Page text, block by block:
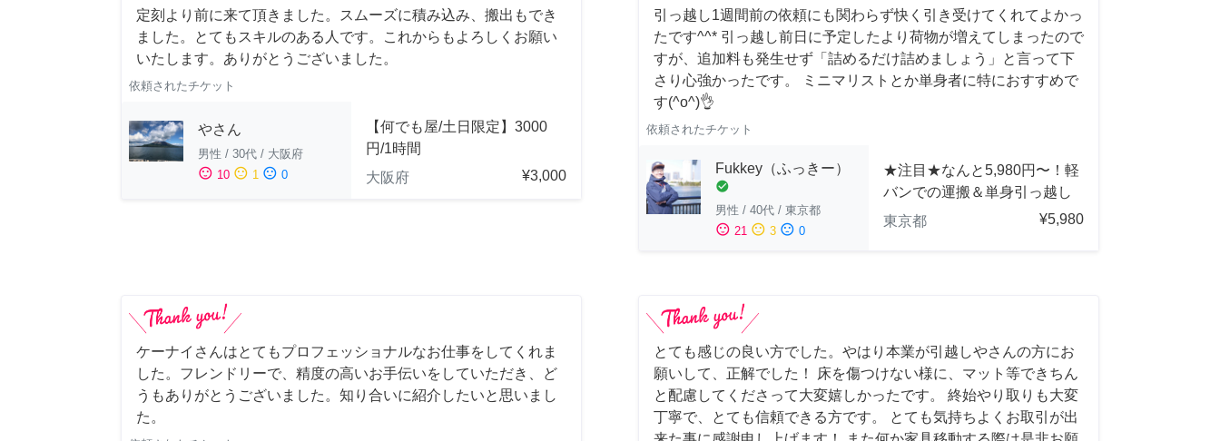
定刻より前に来て頂きました。スムーズに積み込み、搬出もでき
ました。とてもスキルのある人です。これからもよろしくお願い
いたします。ありがとうございました。
依頼されたチケット
やさん
男性 / 30代 / 大阪府
sentiment_satisfied 10 sentiment_neutral 1 sentiment_dissatisfied 0
【何でも屋/土日限定】3000
円/1時間
大阪府
¥3,000
引っ越し1週間前の依頼にも関わらず快く引き受けてくれてよかっ
たです^^* 引っ越し前日に予定したより荷物が増えてしまったので
すが、追加料も発生せず「詰めるだけ詰めましょう」と言って下
さり心強かったです。 ミニマリストとか単身者に特におすすめで
す(^o^)👌
依頼されたチケット
Fukkey（ふっきー）
check_circle
男性 / 40代 / 東京都
sentiment_satisfied 21 sentiment_neutral 3 sentiment_dissatisfied 0
★注目★なんと5,980円〜！軽
バンでの運搬＆単身引っ越し
東京都
¥5,980
ケーナイさんはとてもプロフェッショナルなお仕事をしてくれま
した。フレンドリーで、精度の高いお手伝いをしていただき、ど
うもありがとうございました。知り合いに紹介したいと思いまし
た。
とても感じの良い方でした。やはり本業が引越しやさんの方にお
願いして、正解でした！ 床を傷つけない様に、マット等できちん
と配慮してくださって大変嬉しかったです。 終始やり取りも大変
丁寧で、とても信頼できる方です。 とても気持ちよくお取引が出